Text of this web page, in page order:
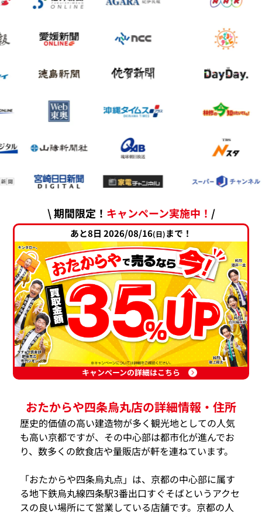
\ 期間限定！ キャンペーン実施中！ /
あと8日 2026/08/16(日)まで！
キャンペーンの詳細はこちら
おたからや四条烏丸店の詳細情報・住所
歴史的価値の高い建造物が多く観光地としての人気
も高い京都ですが、その中心部は都市化が進んでお
り、数多くの飲食店や量販店が軒を連ねています。
「おたからや四条烏丸点」は、京都の中心部に属す
る地下鉄烏丸線四条駅3番出口すぐそばというアクセ
スの良い場所にて営業している店舗です。京都の人